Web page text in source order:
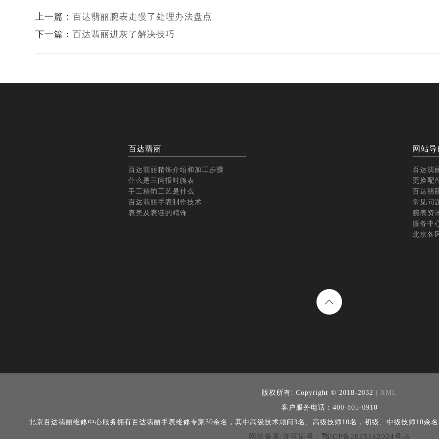
上一篇： 百达翡丽腕表走慢了处理办法盘点
下一篇： 百达翡丽进灰了解决技巧
百达翡丽
百达翡丽精饰介绍和加工步骤
什么是三问报时腕表
手工精饰工艺是什么
百达翡丽手表制作技术
表壳及表链的精饰
网站导
百达翡
更换配
百达翡
常见问
腕表资
服务中
北京各
版权所有: Copyright © 2018-2032 | XML
客户服务电话：400-805-0910
北京百达翡丽维修中心服务拥有百达翡丽手表维修专家30余名，其中高级技术顾问3名、高级技师10名，初级、中级技师10余
网站备案/许可证号：鄂ICP备2025142024号-6